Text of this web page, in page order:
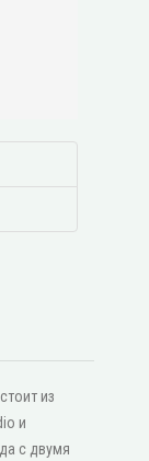
из
и
с двумя